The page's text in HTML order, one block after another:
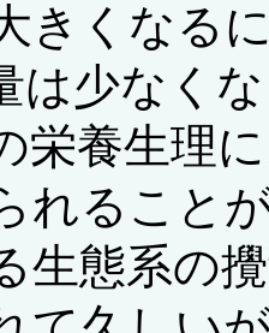
きくなる
は少なく
栄養生理
れること
生態系の